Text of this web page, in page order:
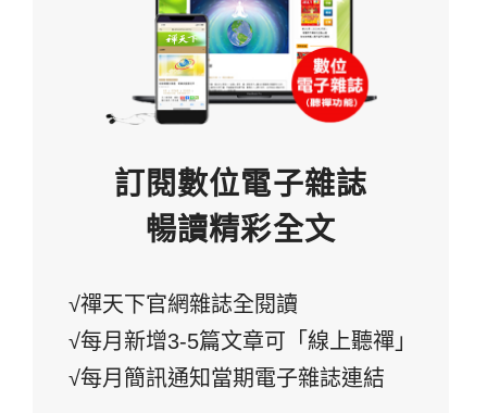
訂閱數位電子雜誌
暢讀精彩全文
√禪天下官網雜誌全閱讀
√每月新增3-5篇文章可「線上聽禪」
√每月簡訊通知當期電子雜誌連結